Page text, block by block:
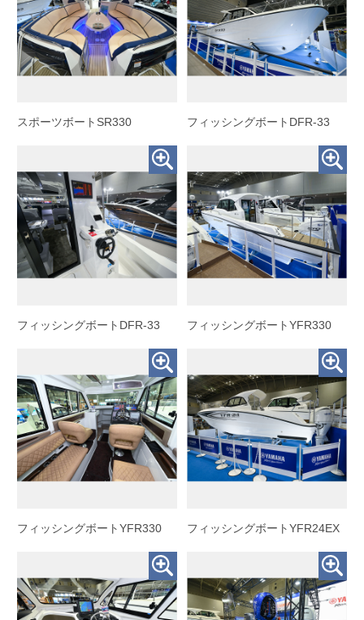
スポーツボートSR330 フィッシングボートDFR-33
フィッシングボートDFR-33 フィッシングボートYFR330
フィッシングボートYFR330 フィッシングボートYFR24EX